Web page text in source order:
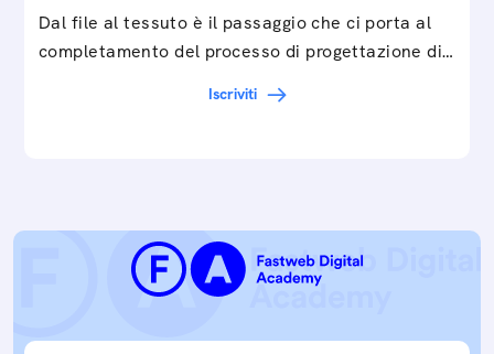
Dal file al tessuto è il passaggio che ci porta al
completamento del processo di progettazione di
Iscriviti